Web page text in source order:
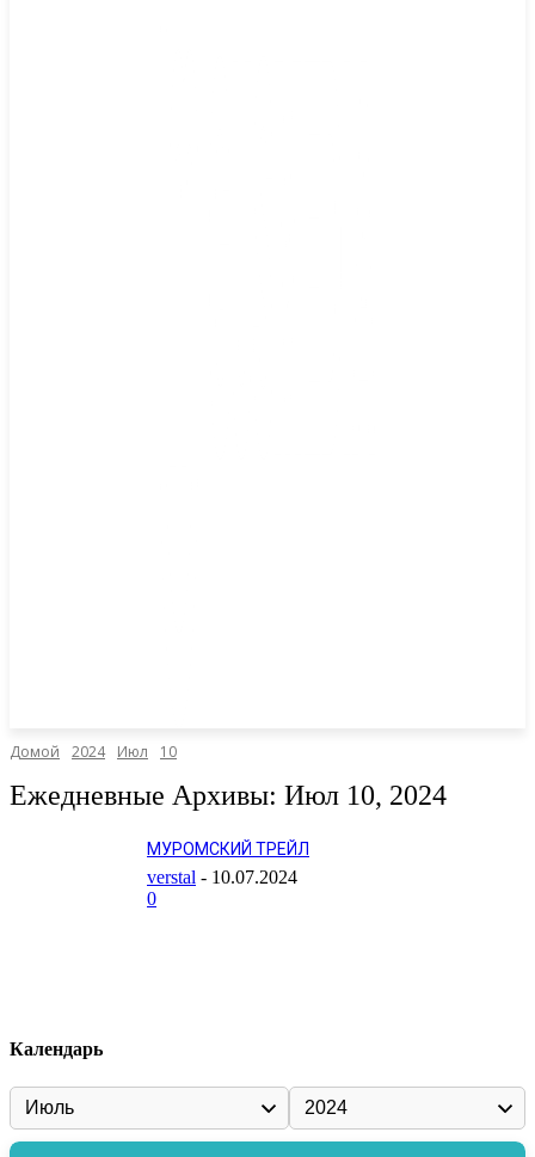
Домой 2024 Июл 10
Ежедневные Архивы: Июл 10, 2024
МУРОМСКИЙ ТРЕЙЛ
verstal - 10.07.2024
0
Календарь